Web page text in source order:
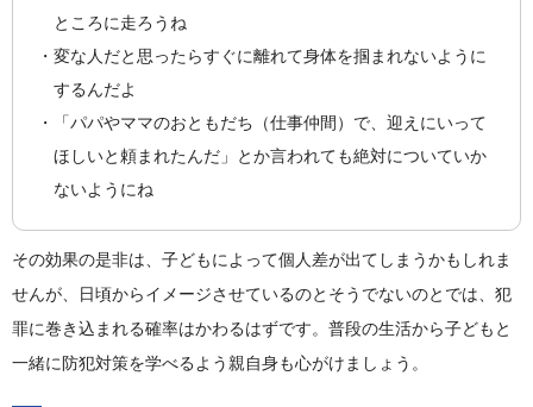
ところに走ろうね
変な人だと思ったらすぐに離れて身体を掴まれないように
するんだよ
「パパやママのおともだち（仕事仲間）で、迎えにいって
ほしいと頼まれたんだ」とか言われても絶対についていか
ないようにね
その効果の是非は、子どもによって個人差が出てしまうかもしれま
せんが、日頃からイメージさせているのとそうでないのとでは、犯
罪に巻き込まれる確率はかわるはずです。普段の生活から子どもと
一緒に防犯対策を学べるよう親自身も心がけましょう。